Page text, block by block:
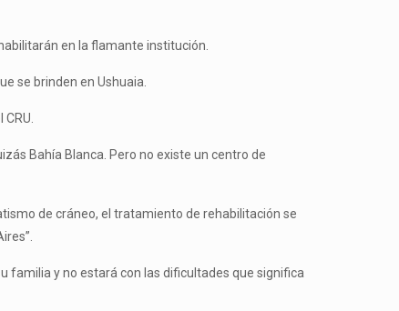
en la flamante institución.
se brinden en Ushuaia.
Bahía Blanca. Pero no existe un centro de
de cráneo, el tratamiento de rehabilitación se
familia y no estará con las dificultades que significa